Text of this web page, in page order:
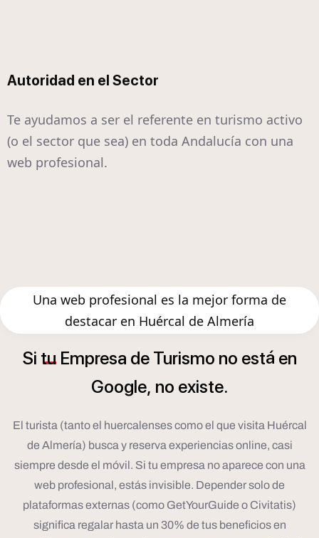
Autoridad en el Sector
Te ayudamos a ser el referente en turismo activo
(o el sector que sea) en toda Andalucía con una
web profesional.
Una web profesional es la mejor forma de
destacar en Huércal de Almería
Si tu Empresa de Turismo no está en
Google, no existe.
El turista (tanto el huercalenses como el que visita Huércal
de Almería) busca y reserva experiencias online, casi
siempre desde el móvil. Si tu empresa no aparece con una
web profesional, estás invisible. Depender solo de
plataformas externas (como GetYourGuide o Civitatis)
significa regalar hasta un 30% de tus beneficios en